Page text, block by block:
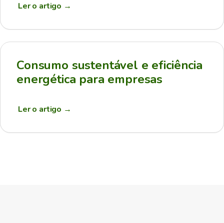
Ler o artigo →
Consumo sustentável e eficiência
energética para empresas
Ler o artigo →